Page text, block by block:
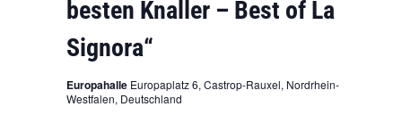
besten Knaller – Best of La
Signora“
Europahalle Europaplatz 6, Castrop-Rauxel, Nordrhein-
Westfalen, Deutschland